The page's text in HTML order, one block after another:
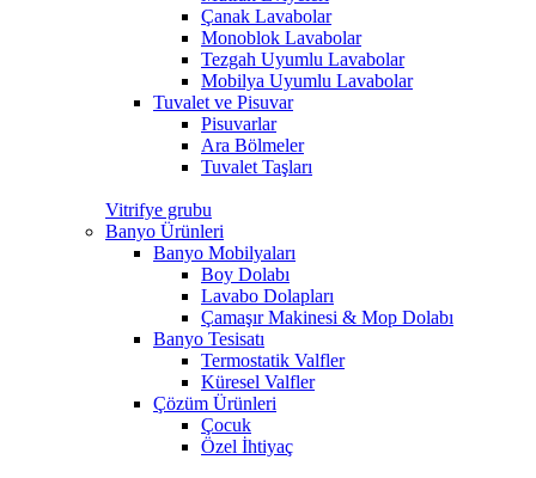
Çanak Lavabolar
Monoblok Lavabolar
Tezgah Uyumlu Lavabolar
Mobilya Uyumlu Lavabolar
Tuvalet ve Pisuvar
Pisuvarlar
Ara Bölmeler
Tuvalet Taşları
Vitrifye grubu
Banyo Ürünleri
Banyo Mobilyaları
Boy Dolabı
Lavabo Dolapları
Çamaşır Makinesi & Mop Dolabı
Banyo Tesisatı
Termostatik Valfler
Küresel Valfler
Çözüm Ürünleri
Çocuk
Özel İhtiyaç